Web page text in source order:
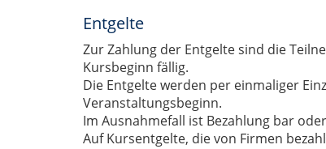
Entgelte
Zur Zahlung der Entgelte sind die
Kursbeginn fällig.
Die Entgelte werden per einmaliger
Veranstaltungsbeginn.
Im Ausnahmefall ist Bezahlung bar
Auf Kursentgelte, die von Firmen